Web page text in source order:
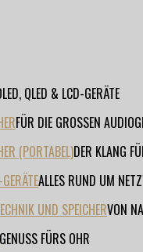
QLED & LCD-GERÄTE
FÜR DIE GROSSEN
(PORTABEL)DER KLANG
ALLES RUND UM
UND SPEICHERVON
GENUSS FÜRS OHR